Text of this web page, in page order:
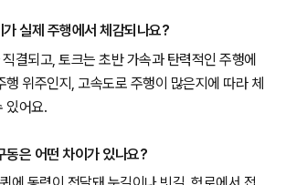
실제 주행에서 체감되나요?
결되고, 토크는 초반 가속과 탄력적인 주행에
행 위주인지, 고속도로 주행이 많은지에 따라 체
있어요.
은 어떤 차이가 있나요?